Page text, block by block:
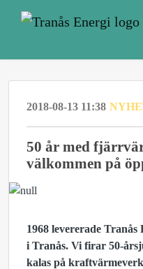
2018-08-13 11:38
50 år med
välkommen på
1968 levererade
i Tranås. Vi firar 50-
kalas på